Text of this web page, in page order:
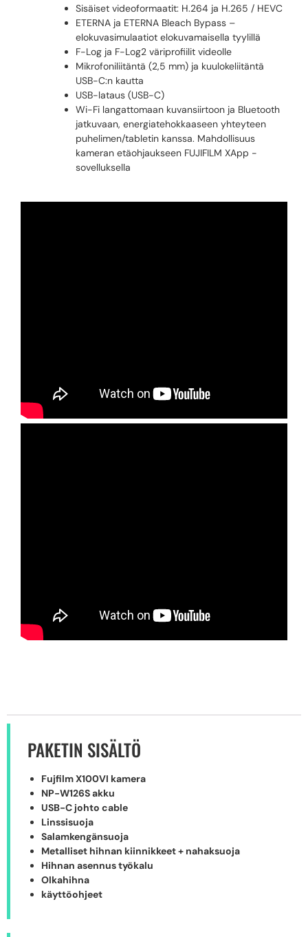
Sisäiset videoformaatit: H.264 ja H.265 / HEVC
ETERNA ja ETERNA Bleach Bypass –
elokuvasimulaatiot elokuvamaisella tyylillä
F-Log ja F-Log2 väriprofiilit videolle
Mikrofoniliitäntä (2,5 mm) ja kuulokeliitäntä
USB-C:n kautta
USB-lataus (USB-C)
Wi-Fi langattomaan kuvansiirtoon ja Bluetooth
jatkuvaan, energiatehokkaaseen yhteyteen
puhelimen/tabletin kanssa. Mahdollisuus
kameran etäohjaukseen FUJIFILM XApp -
sovelluksella
PAKETIN SISÄLTÖ
Fujfilm X100VI kamera
NP-W126S akku
USB-C johto cable
Linssisuoja
Salamkengänsuoja
Metalliset hihnan kiinnikkeet + nahaksuoja
Hihnan asennus työkalu
Olkahihna
käyttöohjeet